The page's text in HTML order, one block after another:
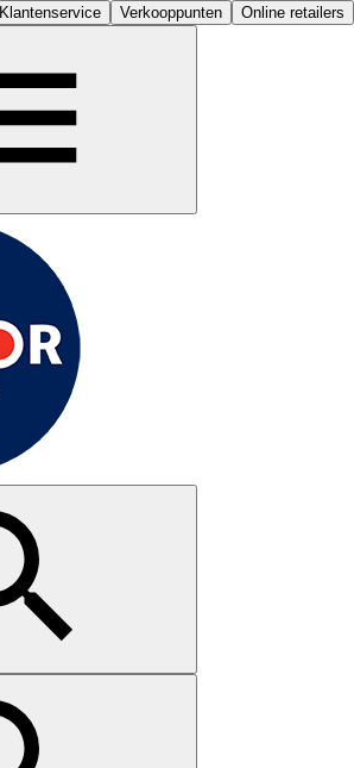
Klantenservice Verkooppunten Online retailers